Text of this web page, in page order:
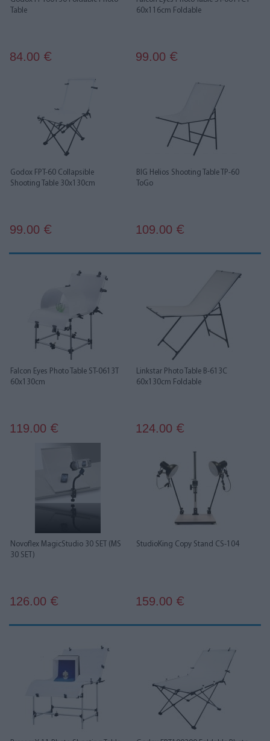
Table
84.00 €
60x116cm Foldable
99.00 €
Godox FPT-60 Collapsible
Shooting Table 30x130cm
99.00 €
BIG Helios Shooting Table TP-60
ToGo
109.00 €
Falcon Eyes Photo Table ST-0613T
60x130cm
119.00 €
Linkstar Photo Table B-613C
60x130cm Foldable
124.00 €
Novoflex MagicStudio 30 SET (MS
30 SET)
126.00 €
StudioKing Copy Stand CS-104
159.00 €